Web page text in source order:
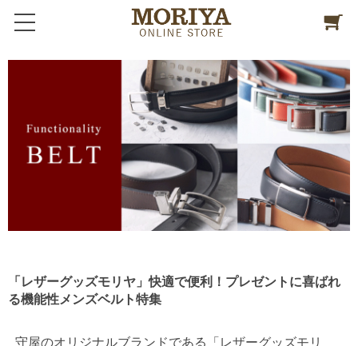
「レザーグッズモリヤ」快適で便利！プレゼントに喜ばれ
る機能性メンズベルト特集
守屋のオリジナルブランドである「レザーグッズモリ